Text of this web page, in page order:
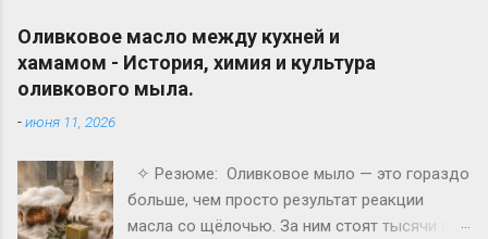
Оливковое масло между кухней и
хамамом - История, химия и культура
оливкового мыла.
-июня 11, 2026
✧ Резюме: Оливковое мыло — это гораздо
больше, чем просто результат реакции
масла со щёлочью. За ним стоят тысячи лет